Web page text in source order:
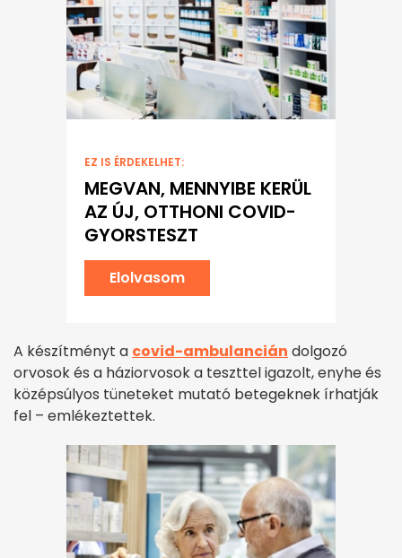
EZ IS ÉRDEKELHET:
MEGVAN, MENNYIBE KERÜL
AZ ÚJ, OTTHONI COVID-
GYORSTESZT
Elolvasom
A készítményt a covid-ambulancián dolgozó
orvosok és a háziorvosok a teszttel igazolt, enyhe és
középsúlyos tüneteket mutató betegeknek írhatják
fel – emlékeztettek.